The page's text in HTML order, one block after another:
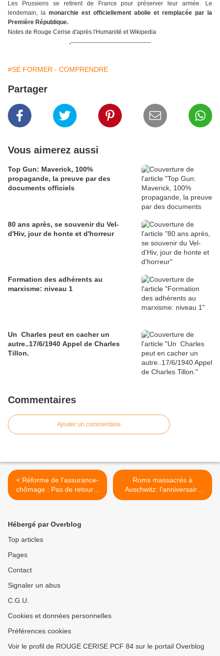
Les Prussiens se retirent de France pour préserver leur armée. Le
lendemain, la monarchie est officiellement abolie et remplacée par la
Première République.
Notes de Rouge Cerise d'après l'Humanité et Wikipedia
.-----------------------------------------
#SE FORMER - COMPRENDRE
Partager
Vous aimerez aussi
Top Gun: Maverick, 100%
propagande, la preuve par des
documents officiels
80 ans après, se souvenir du Vel-
d'Hiv, jour de honte et d'horreur
Formation des adhérents au
marxisme: niveau 1
Un Charles peut en cacher un
autre..17/6/1940 Appel de Charles
Tillon.
Commentaires
Ajouter un commentaire
< Réforme de l’assurance-
chômage : Pas de retour à
l’anormal, nous exigeons
Roms massacrés à
Auschwitz: l'anniversaire
tragique du 2 août 1944 >
Hébergé par Overblog
Top articles
Pages
Contact
Signaler un abus
C.G.U.
Cookies et données personnelles
Préférences cookies
Voir le profil de ROUGE CERISE PCF 84 sur le portail Overblog